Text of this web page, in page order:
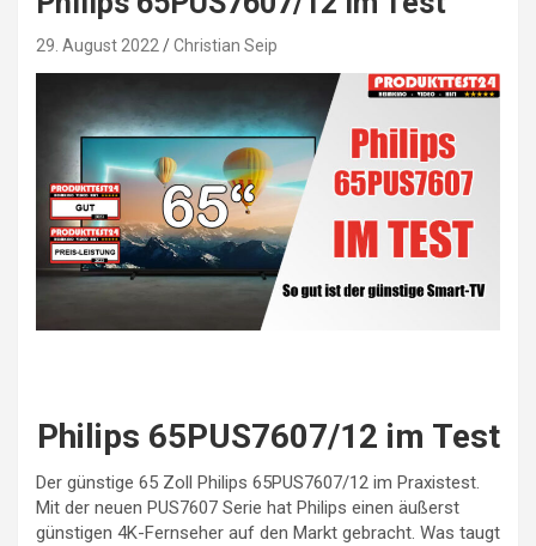
29. August 2022 Christian Seip
Philips 65PUS7607/12 im Test
Der günstige 65 Zoll Philips 65PUS7607/12 im Praxistest.
Mit der neuen PUS7607 Serie hat Philips einen äußerst
günstigen 4K-Fernseher auf den Markt gebracht. Was taugt